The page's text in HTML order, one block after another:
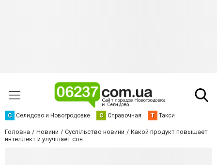
С Селидово и Новогродовке С Справочная Т Такси
Головна Новини Суспільство новини
Какой продукт повышает
интеллект и улучшает сон